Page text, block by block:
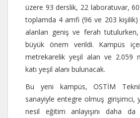
üzere 93 derslik, 22 laboratuvar,
toplamda 4 amfi (96 ve 203 kişilik)
alanları geniş ve ferah
büyük önem verildi. Kampüs
metrekarelik yeşil alan ve 2.059
katı yeşil alanı bulunacak.
Bu yeni kampüs, OSTİM
sanayiyle entegre olmuş girişimci,
nesil eğitim anlayışını daha da